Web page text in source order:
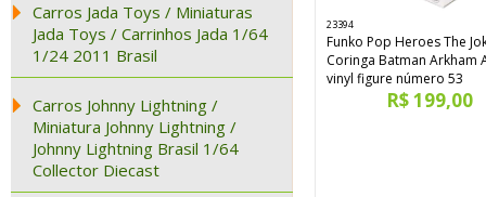
Carros Jada Toys / Miniaturas
Jada Toys / Carrinhos Jada 1/64
1/24 2011 Brasil
Carros Johnny Lightning /
Miniatura Johnny Lightning /
Johnny Lightning Brasil 1/64
Collector Diecast
23394
Funko Pop Heroes The
Coringa Batman Arkham
vinyl figure número 53
R$ 199,00